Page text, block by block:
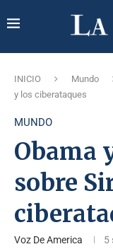
INICIO Mundo
y los ciberataques
MUNDO
Obama
sobre
Voz De America 5